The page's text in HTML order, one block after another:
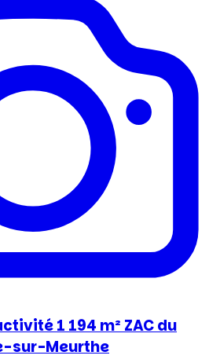
1 194 m² ZAC du
sur-Meurthe